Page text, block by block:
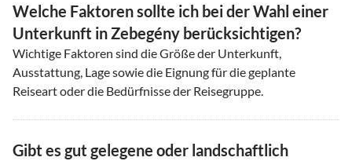
Welche Faktoren sollte ich bei der Wahl einer
Unterkunft in Zebegény berücksichtigen?
Wichtige Faktoren sind die Größe der Unterkunft,
Ausstattung, Lage sowie die Eignung für die geplante
Reiseart oder die Bedürfnisse der Reisegruppe.
Gibt es gut gelegene oder landschaftlich